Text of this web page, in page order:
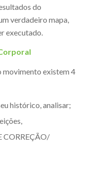
do
verdadeiro mapa,
executado.
movimento existem 4
histórico, analisar;
CORREÇÃO/